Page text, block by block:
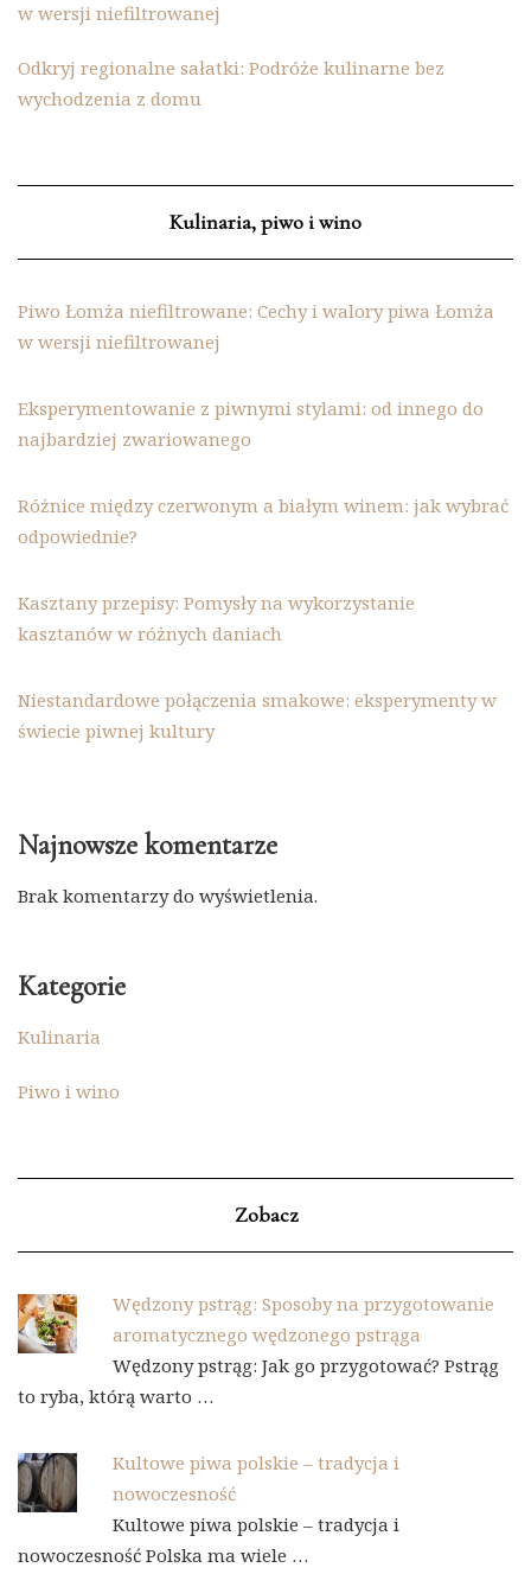
w wersji niefiltrowanej
Odkryj regionalne sałatki: Podróże kulinarne bez
wychodzenia z domu
Kulinaria, piwo i wino
Piwo Łomża niefiltrowane: Cechy i walory piwa Łomża
w wersji niefiltrowanej
Eksperymentowanie z piwnymi stylami: od innego do
najbardziej zwariowanego
Różnice między czerwonym a białym winem: jak wybrać
odpowiednie?
Kasztany przepisy: Pomysły na wykorzystanie
kasztanów w różnych daniach
Niestandardowe połączenia smakowe: eksperymenty w
świecie piwnej kultury
Najnowsze komentarze
Brak komentarzy do wyświetlenia.
Kategorie
Kulinaria
Piwo i wino
Zobacz
Wędzony pstrąg: Sposoby na przygotowanie
aromatycznego wędzonego pstrąga
Wędzony pstrąg: Jak go przygotować? Pstrąg
to ryba, którą warto …
Kultowe piwa polskie – tradycja i
nowoczesność
Kultowe piwa polskie – tradycja i
nowoczesność Polska ma wiele …